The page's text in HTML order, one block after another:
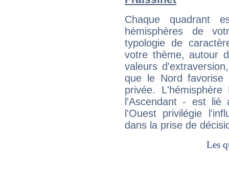
Chaque quadrant
hémisphères de
typologie de
votre thème, autour
valeurs
que le Nord favorise
privée.
l'Ascendant - est
l'Ouest privilégie
dans la prise de